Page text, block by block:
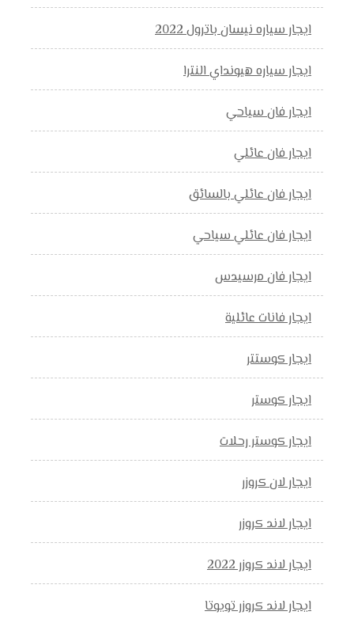
ايجار سياره نيسان باترول 2022
ايجار سياره هيونداي النترا
ايجار فان سياحي
ايجار فان عائلي
ايجار فان عائلي بالسائق
ايجار فان عائلي سياحي
ايجار فان مرسيدس
ايجار فانات عائلية
ايجار كوستتر
ايجار كوستر
ايجار كوستر رحلات
ايجار لان كروزر
ايجار لاند كروزر
ايجار لاند كروزر 2022
ايجار لاند كروزر تويوتا